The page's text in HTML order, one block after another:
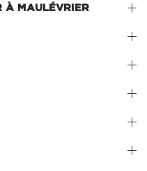
À MAULÉVRIER